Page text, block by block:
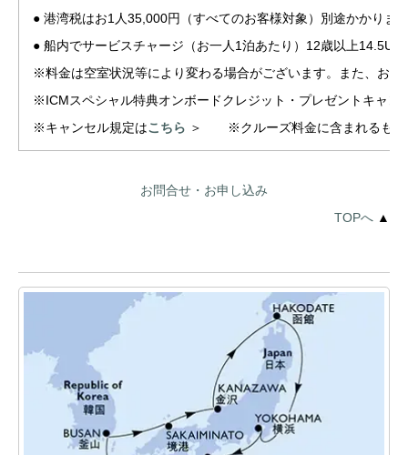
● 港湾税はお1人35,000円（すべてのお客様対象）別途かかりま
● 船内でサービスチャージ（お一人1泊あたり）12歳以上
※料金は空室状況等により変わる場合がございます。また、お
※ICMスペシャル特典オンボードクレジット・プレゼントキャ
※キャンセル規定はこちら ＞ ※クルーズ料金に含まれるもの
お問合せ・お申し込み
TOPへ ▲